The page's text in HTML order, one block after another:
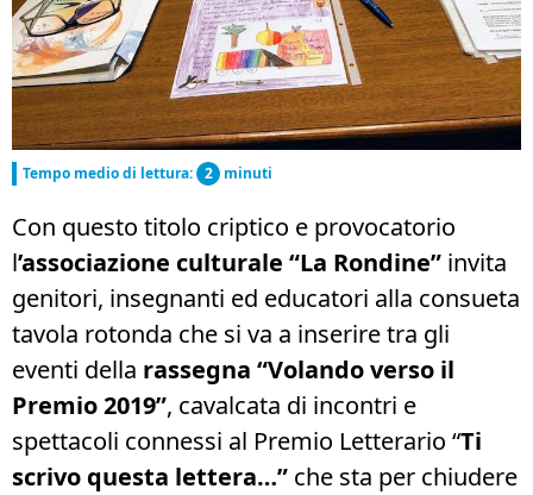
Tempo medio di lettura: 2 minuti
Con questo titolo criptico e provocatorio
l’associazione culturale “La Rondine” invita
genitori, insegnanti ed educatori alla consueta
tavola rotonda che si va a inserire tra gli
eventi della rassegna “Volando verso il
Premio 2019”, cavalcata di incontri e
spettacoli connessi al Premio Letterario “Ti
scrivo questa lettera…” che sta per chiudere